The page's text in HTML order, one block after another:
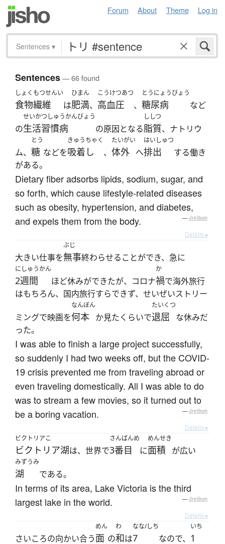
Forum About Theme Log in
Sentences ▾
Sentences— 66 found
しょくもつせんい
食物繊維 は
ひまん
肥満、
こうけつあつ
高血圧 、
とうにょうびょう
糖尿病 など
の
せいかつしゅうかんびょう
生活習慣病 の原因となる
ししつ
脂質、ナトリウ
ム、
とう
糖 などを
きゅうちゃく
吸着し 、
たいがい
体外 へ
はいしゅつ
排出
する働き
がある。
Dietary fiber adsorbs lipids, sodium, sugar, and
so forth, which cause lifestyle-related diseases
such as obesity, hypertension, and diabetes,
and expels them from the body.
— Jreibun
Details ▸
大きい仕事を
ぶじ
無事終わらせることができ、急に
にしゅうかん
2週間 ほど休みができたが、コロナ
か
禍で海外旅行
はもちろん、国内旅行すらできず、せいぜいストリー
ミングで映画を
なんぼん
何本 か見たくらいで
たいくつ
退屈
な休みだ
った。
I was able to finish a large project successfully,
so suddenly I had two weeks off, but the COVID-
19 crisis prevented me from traveling abroad or
even traveling domestically. All I was able to do
was to stream a few movies, so it turned out to
be a boring vacation.
— Jreibun
Details ▸
ビクトリアこ
ビクトリア湖は、世界で
さんばんめ
3番目 に
めんせき
面積 が広い
みずうみ
湖 である。
In terms of its area, Lake Victoria is the third
largest lake in the world.
— Jreibun
Details ▸
さいころの向かい合う
めん
面 の
わ
和は
なな/しち
7 なので、
いち
1